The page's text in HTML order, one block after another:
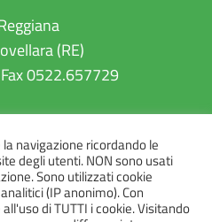
(RE)
0522.657729
navigazione ricordando le
degli utenti. NON sono usati
Sono utilizzati cookie
(IP anonimo). Con
di TUTTI i cookie. Visitando